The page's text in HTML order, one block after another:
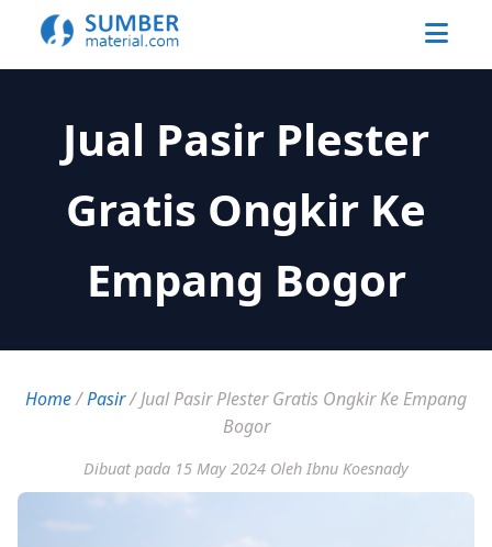
Jual Pasir Plester
Gratis Ongkir Ke
Empang Bogor
Home/Pasir/Jual Pasir Plester Gratis Ongkir Ke Empang
Bogor
Dibuat pada 15 May 2024 Oleh Ibnu Koesnady